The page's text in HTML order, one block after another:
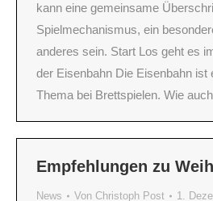
kann eine gemeinsame
Spielmechanismus, ein
anderes sein. Start Los geht es
der Eisenbahn Die Eisenbahn ist
Thema bei Brettspielen. Wie
Empfehlungen zu
News Von Christoph Post 1.